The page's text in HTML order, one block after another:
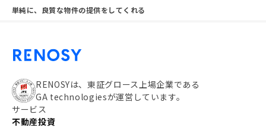
単純に、良質な物件の提供をしてくれる
RENOSYは、東証グロース上場企業である
GA technologiesが運営しています。
サービス
不動産投資